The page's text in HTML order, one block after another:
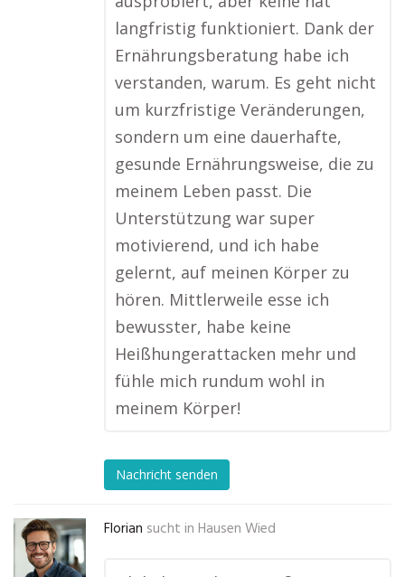
langfristig funktioniert. Dank der
Ernährungsberatung habe ich
verstanden, warum. Es geht nicht
um kurzfristige Veränderungen,
sondern um eine dauerhafte,
gesunde Ernährungsweise, die zu
meinem Leben passt. Die
Unterstützung war super
motivierend, und ich habe
gelernt, auf meinen Körper zu
hören. Mittlerweile esse ich
bewusster, habe keine
Heißhungerattacken mehr und
fühle mich rundum wohl in
meinem Körper!
Nachricht senden
Florian sucht in Hausen Wied